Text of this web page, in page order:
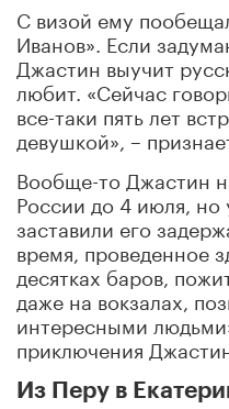
С визой ему
Иванов». Если
Джастин выучит
любит. «Сейчас
все-таки пять лет
девушкой», –
Вообще-то Джастин
России до 4 июля, но
заставили его
время, проведенное
десятках баров,
даже на вокзалах,
интересными
приключения
Из Перу в